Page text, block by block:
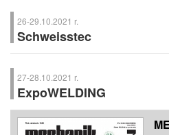
26-29.10.2021 r.
Schweisstec
Schweisstec– Międzynarodowe
(Niemcy)
27-28.10.2021 r.
ExpoWELDING
ExpoWELDING– Międzynarodowe